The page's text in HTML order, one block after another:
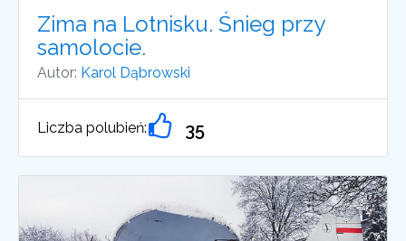
Zima na Lotnisku. Śnieg przy
samolocie.
Autor: Karol Dąbrowski
Liczba polubień: 35